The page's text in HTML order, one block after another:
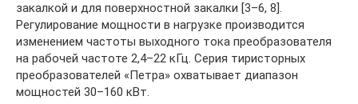
закалкой и для поверхностной закалки [3–6, 8].
Регулирование мощности в нагрузке производится
изменением частоты выходного тока преобразователя
на рабочей частоте 2,4–22 кГц. Серия тиристорных
преобразователей «Петра» охватывает диапазон
мощностей 30–160 кВт.